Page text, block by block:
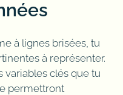
à lignes brisées, tu
à représenter.
variables clés que tu
permettront